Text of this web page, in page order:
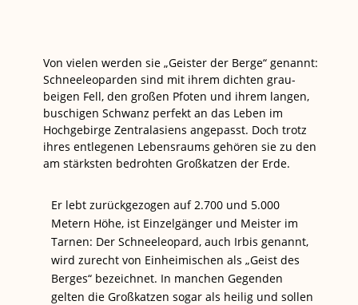
Von vielen werden sie „Geister der Berge“ genannt:
Schneeleoparden sind mit ihrem dichten grau-
beigen Fell, den großen Pfoten und ihrem langen,
buschigen Schwanz perfekt an das Leben im
Hochgebirge Zentralasiens angepasst. Doch trotz
ihres entlegenen Lebensraums gehören sie zu den
am stärksten bedrohten Großkatzen der Erde.
Er lebt zurückgezogen auf 2.700 und 5.000
Metern Höhe, ist Einzelgänger und Meister im
Tarnen: Der Schneeleopard, auch Irbis genannt,
wird zurecht von Einheimischen als „Geist des
Berges“ bezeichnet. In manchen Gegenden
gelten die Großkatzen sogar als heilig und sollen